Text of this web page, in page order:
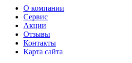
О компании
Сервис
Акции
Отзывы
Контакты
Карта сайта